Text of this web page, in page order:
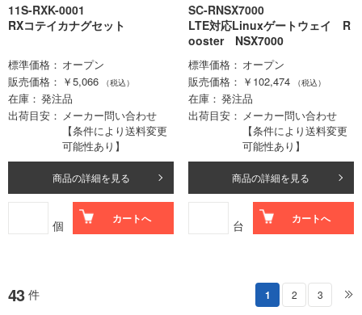
11S-RXK-0001
RXコテイカナグセット
標準価格
オープン
販売価格
￥5,066 （税込）
在庫
発注品
出荷目安
メーカー問い合わせ
【条件により送料変更
可能性あり】
商品の詳細を見る
個 カートへ
SC-RNSX7000
LTE対応Linuxゲートウェイ R
ooster NSX7000
標準価格
オープン
販売価格
￥102,474 （税込）
在庫
発注品
出荷目安
メーカー問い合わせ
【条件により送料変更
可能性あり】
商品の詳細を見る
台 カートへ
43 件 1 2 3